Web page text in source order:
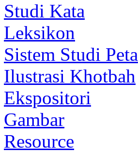
Studi Kata
Leksikon
Sistem Studi Peta
Ilustrasi Khotbah
Ekspositori
Gambar
Resource